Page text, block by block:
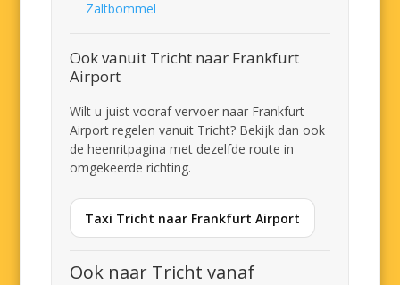
Zaltbommel
Ook vanuit Tricht naar Frankfurt
Airport
Wilt u juist vooraf vervoer naar Frankfurt
Airport regelen vanuit Tricht? Bekijk dan ook
de heenritpagina met dezelfde route in
omgekeerde richting.
Taxi Tricht naar Frankfurt Airport
Ook naar Tricht vanaf